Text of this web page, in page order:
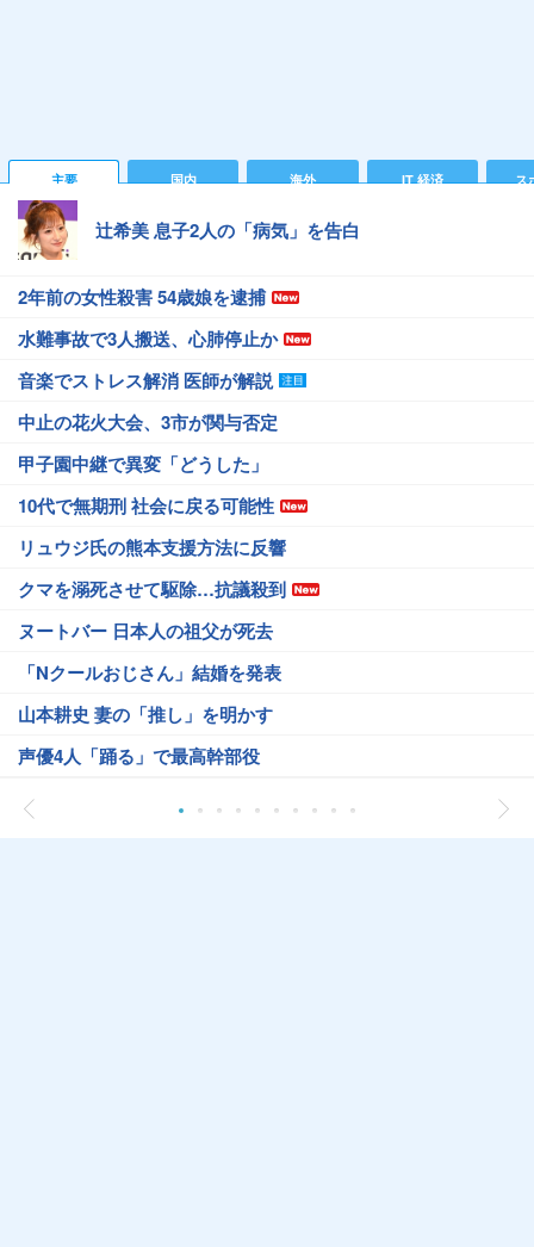
主要 国内 海外 IT 経済 ス
辻希美 息子2人の「病気」を告白
2年前の女性殺害 54歳娘を逮捕
水難事故で3人搬送、心肺停止か
音楽でストレス解消 医師が解説
中止の花火大会、3市が関与否定
甲子園中継で異変「どうした」
10代で無期刑 社会に戻る可能性
リュウジ氏の熊本支援方法に反響
クマを溺死させて駆除…抗議殺到
ヌートバー 日本人の祖父が死去
「Nクールおじさん」結婚を発表
山本耕史 妻の「推し」を明かす
声優4人「踊る」で最高幹部役